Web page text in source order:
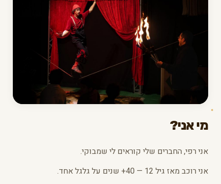
מי אני?
אני רפי, החברים שלי קוראים לי שמבוקי.
אני רוכב מאז גיל 12 — 40+ שנים על גלגל אחד.